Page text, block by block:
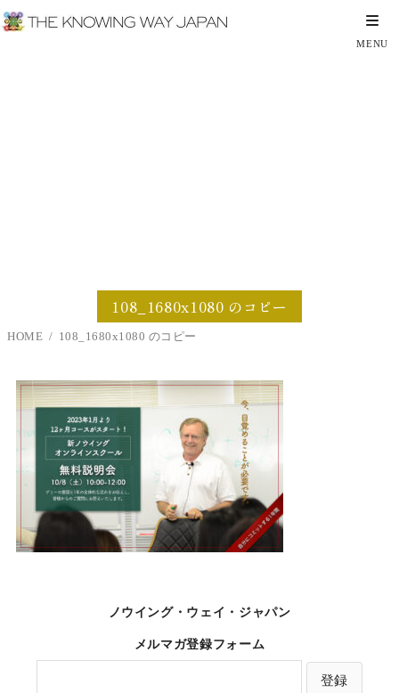
108_1680x1080 のコピー
HOME 108_1680x1080 のコピー
ノウイング・ウェイ・ジャパン
メルマガ登録フォーム